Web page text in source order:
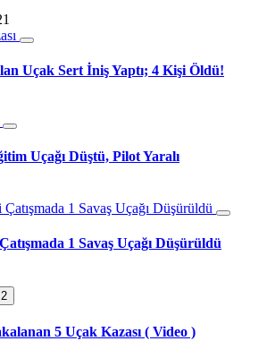
Uçak Sert İniş Yaptı; 4 Kişi Öldü!
Uçağı Düştü, Pilot Yaralı
1 Savaş Uçağı Düşürüldü
2
5 Uçak Kazası ( Video )